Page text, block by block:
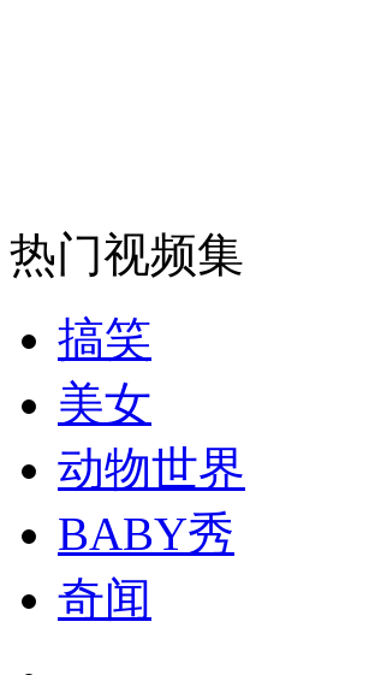
纽约上演“枕头大战”
司机酒驾遇交警 急速倒车逃窜
热门视频集
搞笑
美女
动物世界
BABY秀
奇闻